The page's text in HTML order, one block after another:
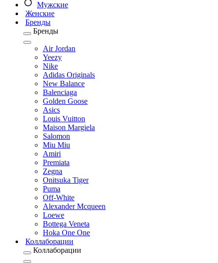
Мужские
Женские
Бренды
Бренды
Air Jordan
Yeezy
Nike
Adidas Originals
New Balance
Balenciaga
Golden Goose
Asics
Louis Vuitton
Maison Margiela
Salomon
Miu Miu
Amiri
Premiata
Zegna
Onitsuka Tiger
Puma
Off-White
Alexander Mcqueen
Loewe
Bottega Veneta
Hoka One One
Коллаборации
Коллаборации